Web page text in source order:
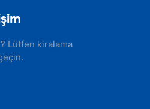
Lütfen kiralama